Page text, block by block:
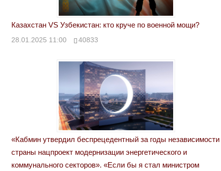
Казахстан VS Узбекистан: кто круче по военной мощи?
28.01.2025 11:00 40833
«Кабмин утвердил беспрецедентный за годы независимости
страны нацпроект модернизации энергетического и
коммунального секторов». «Если бы я стал министром